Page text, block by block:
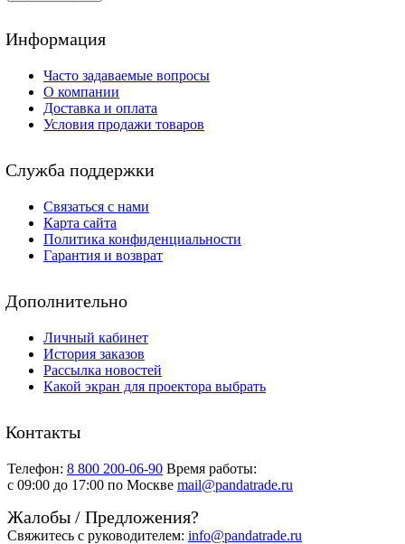
Информация
Часто задаваемые вопросы
О компании
Доставка и оплата
Условия продажи товаров
Служба поддержки
Связаться с нами
Карта сайта
Политика конфиденциальности
Гарантия и возврат
Дополнительно
Личный кабинет
История заказов
Рассылка новостей
Какой экран для проектора выбрать
Контакты
Телефон: 8 800 200-06-90 Время работы:
c 09:00 до 17:00 по Москве mail@pandatrade.ru
Жалобы / Предложения?
Свяжитесь с руководителем: info@pandatrade.ru